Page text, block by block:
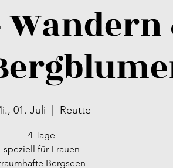
01. Juli Reutte
4 Tage
speziell für Frauen
Bergseen